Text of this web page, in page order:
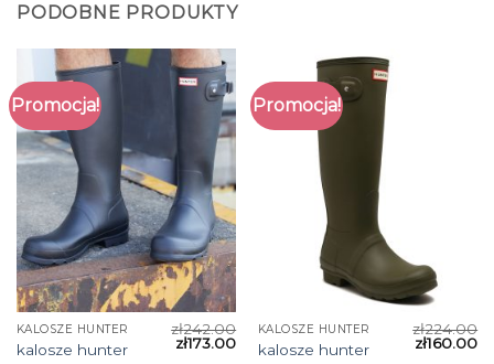
PODOBNE PRODUKTY
Promocja!
KALOSZE HUNTER
kalosze hunter
zł242.00
zł173.00
Promocja!
KALOSZE HUNTER
kalosze hunter
zł224.00
zł160.00